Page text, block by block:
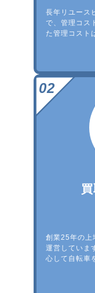
長年リユース
で、管理コス
た管理コスト
創業25年の上
運営していま
心して自転車